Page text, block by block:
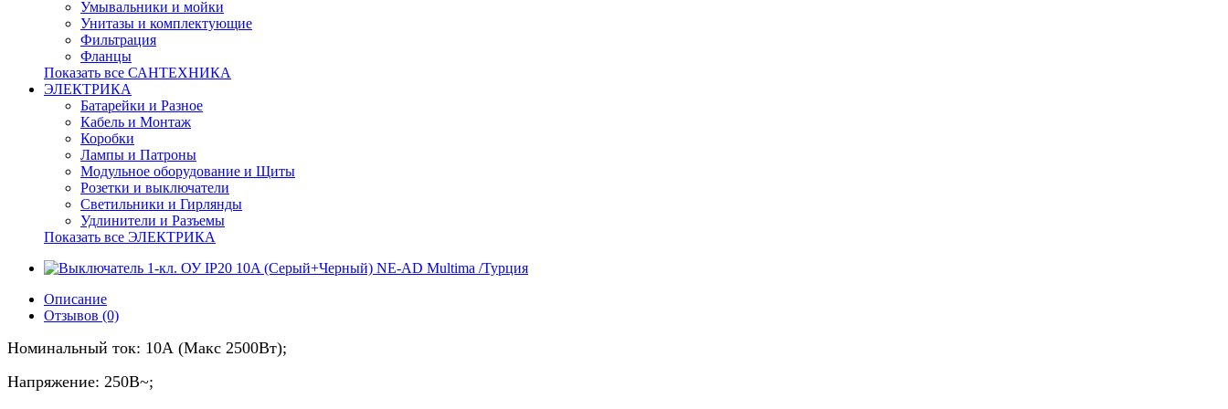
Умывальники и мойки
Унитазы и комплектующие
Фильтрация
Фланцы
Показать все САНТЕХНИКА
ЭЛЕКТРИКА
Батарейки и Разное
Кабель и Монтаж
Коробки
Лампы и Патроны
Модульное оборудование и Щиты
Розетки и выключатели
Светильники и Гирлянды
Удлинители и Разъемы
Показать все ЭЛЕКТРИКА
Описание
Отзывов (0)
Номинальный ток: 10А (Макс 2500Вт);
Напряжение: 250В~;